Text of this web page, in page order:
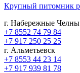
Крупный питомник
г. Набережные Челны
+7 8552 74 79 84
+7 917 250 25 25
г. Альметьевск
+7 8553 44 23 14
+7 917 939 81 78